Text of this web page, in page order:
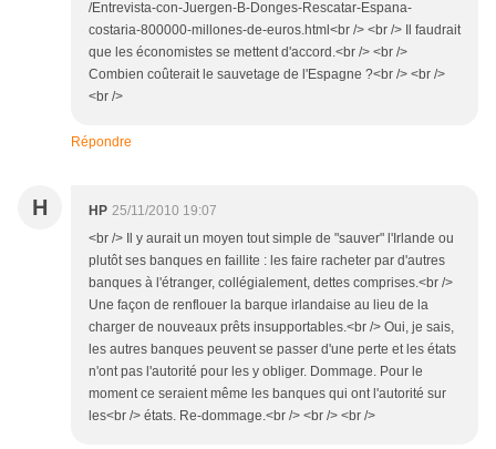
/Entrevista-con-Juergen-B-Donges-Rescatar-Espana-
costaria-800000-millones-de-euros.html<br /> <br /> Il faudrait
que les économistes se mettent d'accord.<br /> <br />
Combien coûterait le sauvetage de l'Espagne ?<br /> <br />
<br />
Répondre
H HP 25/11/2010 19:07
<br /> Il y aurait un moyen tout simple de "sauver" l'Irlande ou
plutôt ses banques en faillite : les faire racheter par d'autres
banques à l'étranger, collégialement, dettes comprises.<br />
Une façon de renflouer la barque irlandaise au lieu de la
charger de nouveaux prêts insupportables.<br /> Oui, je sais,
les autres banques peuvent se passer d'une perte et les états
n'ont pas l'autorité pour les y obliger. Dommage. Pour le
moment ce seraient même les banques qui ont l'autorité sur
les<br /> états. Re-dommage.<br /> <br /> <br />